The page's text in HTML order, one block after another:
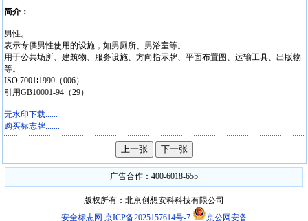
简介：
男性。
表示专供男性使用的设施，如男厕所、男浴室等。
用于公共场所、建筑物、服务设施、方向指示牌、平面布置图、运输工具、出版物
等。
ISO 7001∶1990（006）
引用GB10001-94（29）
无水印下载......
购买标志牌.......
广告合作：400-6018-655
版权所有：北京创想安科科技有限公司
安全标志网 京ICP备2025157614号-7 京公网安备